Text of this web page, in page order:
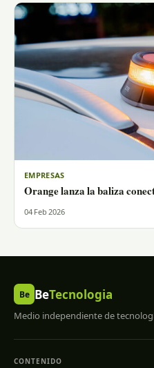
EMPRESAS
Orange lanza la baliza
04 Feb 2026
Be BeTecnologia
Medio independiente de
CONTENIDO